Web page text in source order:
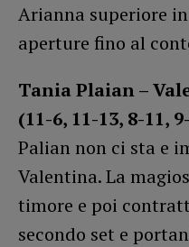
Arianna superiore
aperture fino al
Tania Plaian –
(11-6, 11-13, 8-11,
Palian non ci sta e
Valentina. La
timore e poi
secondo set e